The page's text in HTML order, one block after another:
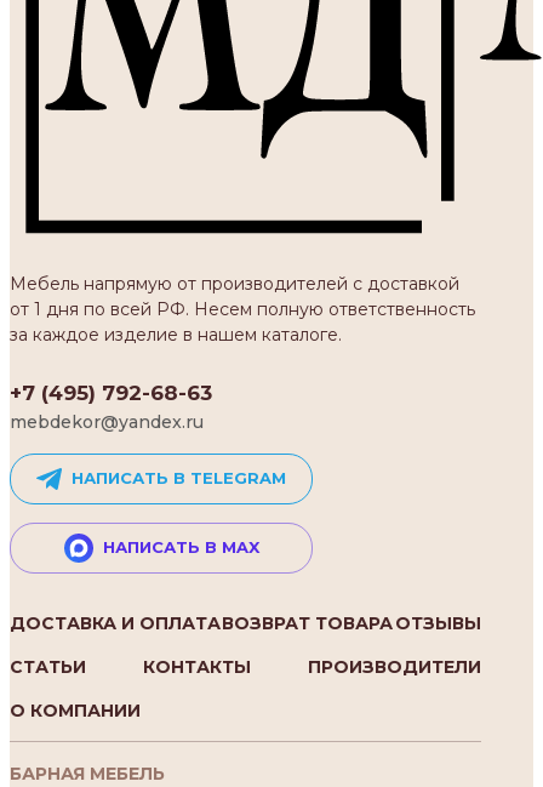
Мебель напрямую от производителей с доставкой
от 1 дня по всей РФ. Несем полную ответственность
за каждое изделие в нашем каталоге.
+7 (495) 792-68-63
mebdekor@yandex.ru
НАПИСАТЬ В TELEGRAM
НАПИСАТЬ В MAX
ДОСТАВКА И ОПЛАТАВОЗВРАТ ТОВАРАОТЗЫВЫ
СТАТЬИ
КОНТАКТЫ
ПРОИЗВОДИТЕЛИ
О КОМПАНИИ
БАРНАЯ МЕБЕЛЬ